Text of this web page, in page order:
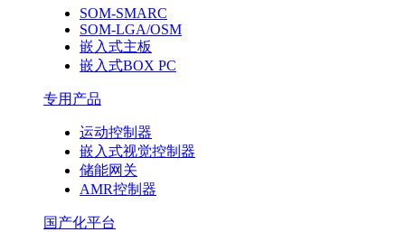
SOM-SMARC
SOM-LGA/OSM
嵌入式主板
嵌入式BOX PC
专用产品
运动控制器
嵌入式视觉控制器
储能网关
AMR控制器
国产化平台